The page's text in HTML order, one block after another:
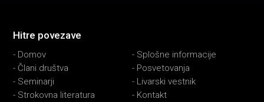
Hitre povezave
- Domov - Splošne informacije
- Člani društva - Posvetovanja
- Seminarji - Livarski vestnik
- Strokovna literatura - Kontakt